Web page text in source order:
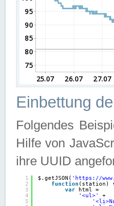
Einbettung
Folgendes
Hilfe von
ihre UUID
1
2
3
4
5
$.getJSON( ' https://
function (station)
var
html =
'<ul>'
+